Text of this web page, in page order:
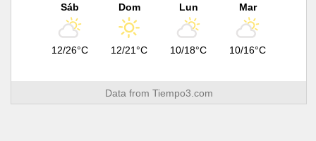
Sáb
12/26°C
Dom
12/21°C
Lun
10/18°C
Mar
10/16°C
Data from Tiempo3.com